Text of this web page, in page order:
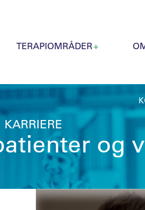
TERAPIOMRÅDER
KARRIERE
og